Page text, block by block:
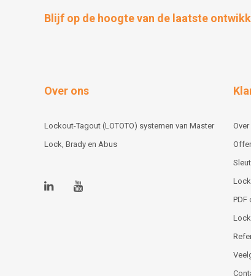
Blijf op de hoogte van de laatste
Over ons
Lockout-Tagout (LOTOTO) systemen van Master
Lock, Brady en Abus
PDF